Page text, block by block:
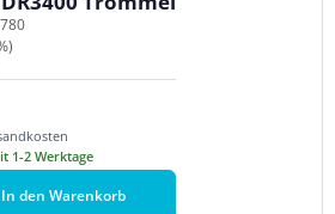
1-2 Werktage
In den Warenkorb